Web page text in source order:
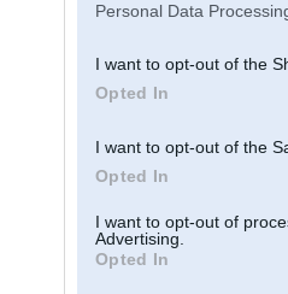
Personal Data
I want to opt-out of the
Opted In
I want to opt-out of the
Opted In
I want to opt-out of
Advertising.
Opted In